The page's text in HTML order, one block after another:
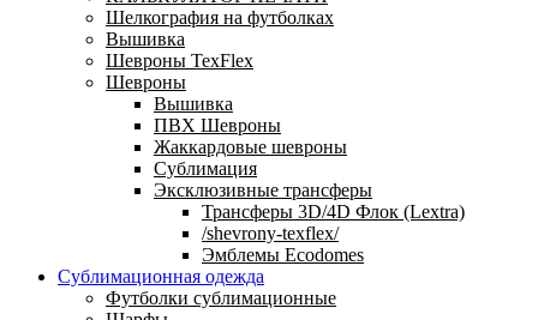
Шелкография на футболках
Вышивка
Шевроны TexFlex
Шевроны
Вышивка
ПВХ Шевроны
Жаккардовые шевроны
Сублимация
Эксклюзивные трансферы
Трансферы 3D/4D Флок (Lextra)
/shevrony-texflex/
Эмблемы Ecodomes
Сублимационная одежда
Футболки сублимационные